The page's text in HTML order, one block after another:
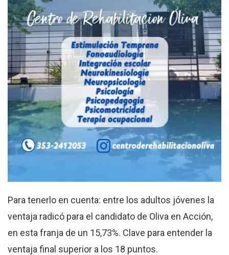
Para tenerlo en cuenta: entre los adultos jóvenes la
ventaja radicó para el candidato de Oliva en Acción,
en esta franja de un 15,73%. Clave para entender la
ventaja final superior a los 18 puntos.